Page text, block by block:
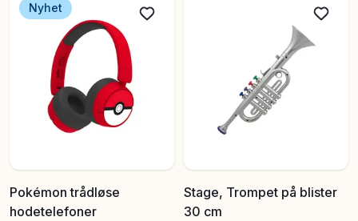
Nyhet
Pokémon trådløse
hodetelefoner
Stage, Trompet på blister
30 cm